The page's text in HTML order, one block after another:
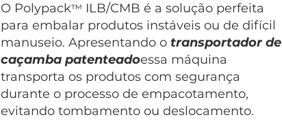
O Polypack™ ILB/CMB é a solução perfeita
para embalar produtos instáveis ou de difícil
manuseio. Apresentando o transportador de
caçamba patenteadoessa máquina
transporta os produtos com segurança
durante o processo de empacotamento,
evitando tombamento ou deslocamento.